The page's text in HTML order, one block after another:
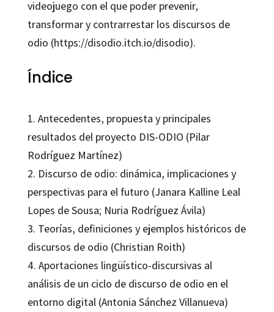
videojuego con el que poder prevenir,
transformar y contrarrestar los discursos de
odio (https://disodio.itch.io/disodio).
Índice
1. Antecedentes, propuesta y principales
resultados del proyecto DIS-ODIO (Pilar
Rodríguez Martínez)
2. Discurso de odio: dinámica, implicaciones y
perspectivas para el futuro (Janara Kalline Leal
Lopes de Sousa; Nuria Rodríguez Ávila)
3. Teorías, definiciones y ejemplos históricos de
discursos de odio (Christian Roith)
4. Aportaciones lingüístico-discursivas al
análisis de un ciclo de discurso de odio en el
entorno digital (Antonia Sánchez Villanueva)